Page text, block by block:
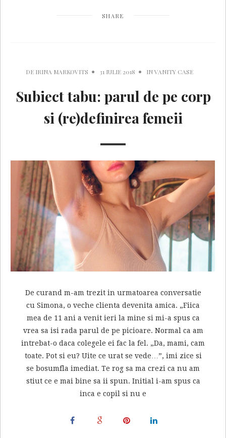
SHARE
DE IRINA MARKOVITS 31 IULIE 2018 INVANITY CASE
Subiect tabu: parul de pe corp
si (re)definirea femeii
De curand m-am trezit in urmatoarea conversatie
cu Simona, o veche clienta devenita amica. „Fiica
mea de 11 ani a venit ieri la mine si mi-a spus ca
vrea sa isi rada parul de pe picioare. Normal ca am
intrebat-o daca colegele ei fac la fel. „Da, mami, cam
toate. Pot si eu? Uite ce urat se vede…”, imi zice si
se bosumfla imediat. Te rog sa ma crezi ca nu am
stiut ce e mai bine sa ii spun. Initial i-am spus ca
inca e copil si nu e